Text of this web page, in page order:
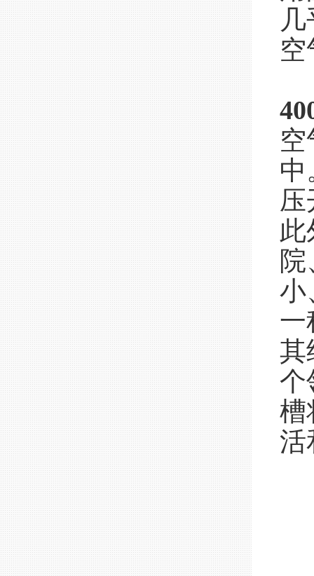
中
小
一
其
个
槽
活